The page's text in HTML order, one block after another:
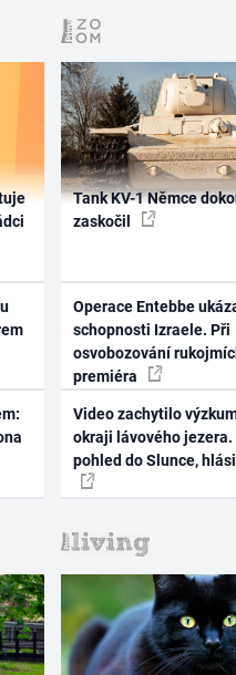
Tank KV-1 Němce
zaskočil
Operace Entebbe
schopnosti Izraele. Při
osvobozování
premiéra
Video zachytilo
okraji lávového jezera.
pohled do Slunce,